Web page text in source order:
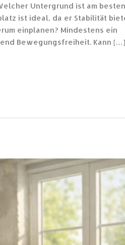
Untergrund ist am
ist ideal, da er Stabilität
einplanen? Mindestens ein
Bewegungsfreiheit. Kann […]